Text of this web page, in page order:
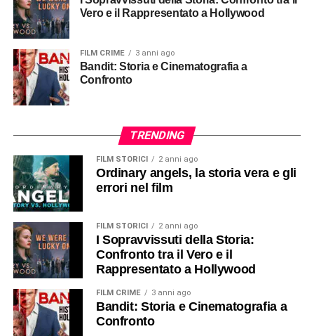
Vero e il Rappresentato a Hollywood
FILM CRIME 3 anni ago
Bandit: Storia e Cinematografia a
Confronto
TRENDING
FILM STORICI 2 anni ago
Ordinary angels, la storia vera e gli
errori nel film
FILM STORICI 2 anni ago
I Sopravvissuti della Storia:
Confronto tra il Vero e il
Rappresentato a Hollywood
FILM CRIME 3 anni ago
Bandit: Storia e Cinematografia a
Confronto